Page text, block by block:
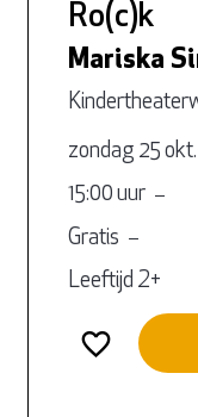
Ro(c)k
Mariska
zondag 25 okt.
15:00 uur
Gratis
Leeftijd 2+